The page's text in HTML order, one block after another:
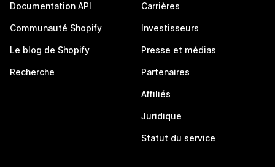
Documentation API
Communauté Shopify
Le blog de Shopify
Recherche
Carrières
Investisseurs
Presse et médias
Partenaires
Affiliés
Juridique
Statut du service